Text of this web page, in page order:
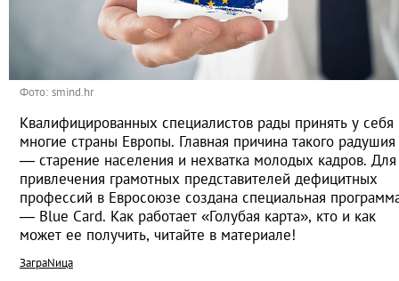
Фото: smind.hr
Квалифицированных специалистов рады принять у себя
многие страны Европы. Главная причина такого радушия
— старение населения и нехватка молодых кадров. Для
привлечения грамотных представителей дефицитных
профессий в Евросоюзе создана специальная
— Blue Card. Как работает «Голубая карта», кто и как
может ее получить, читайте в материале!
ЗаграNица